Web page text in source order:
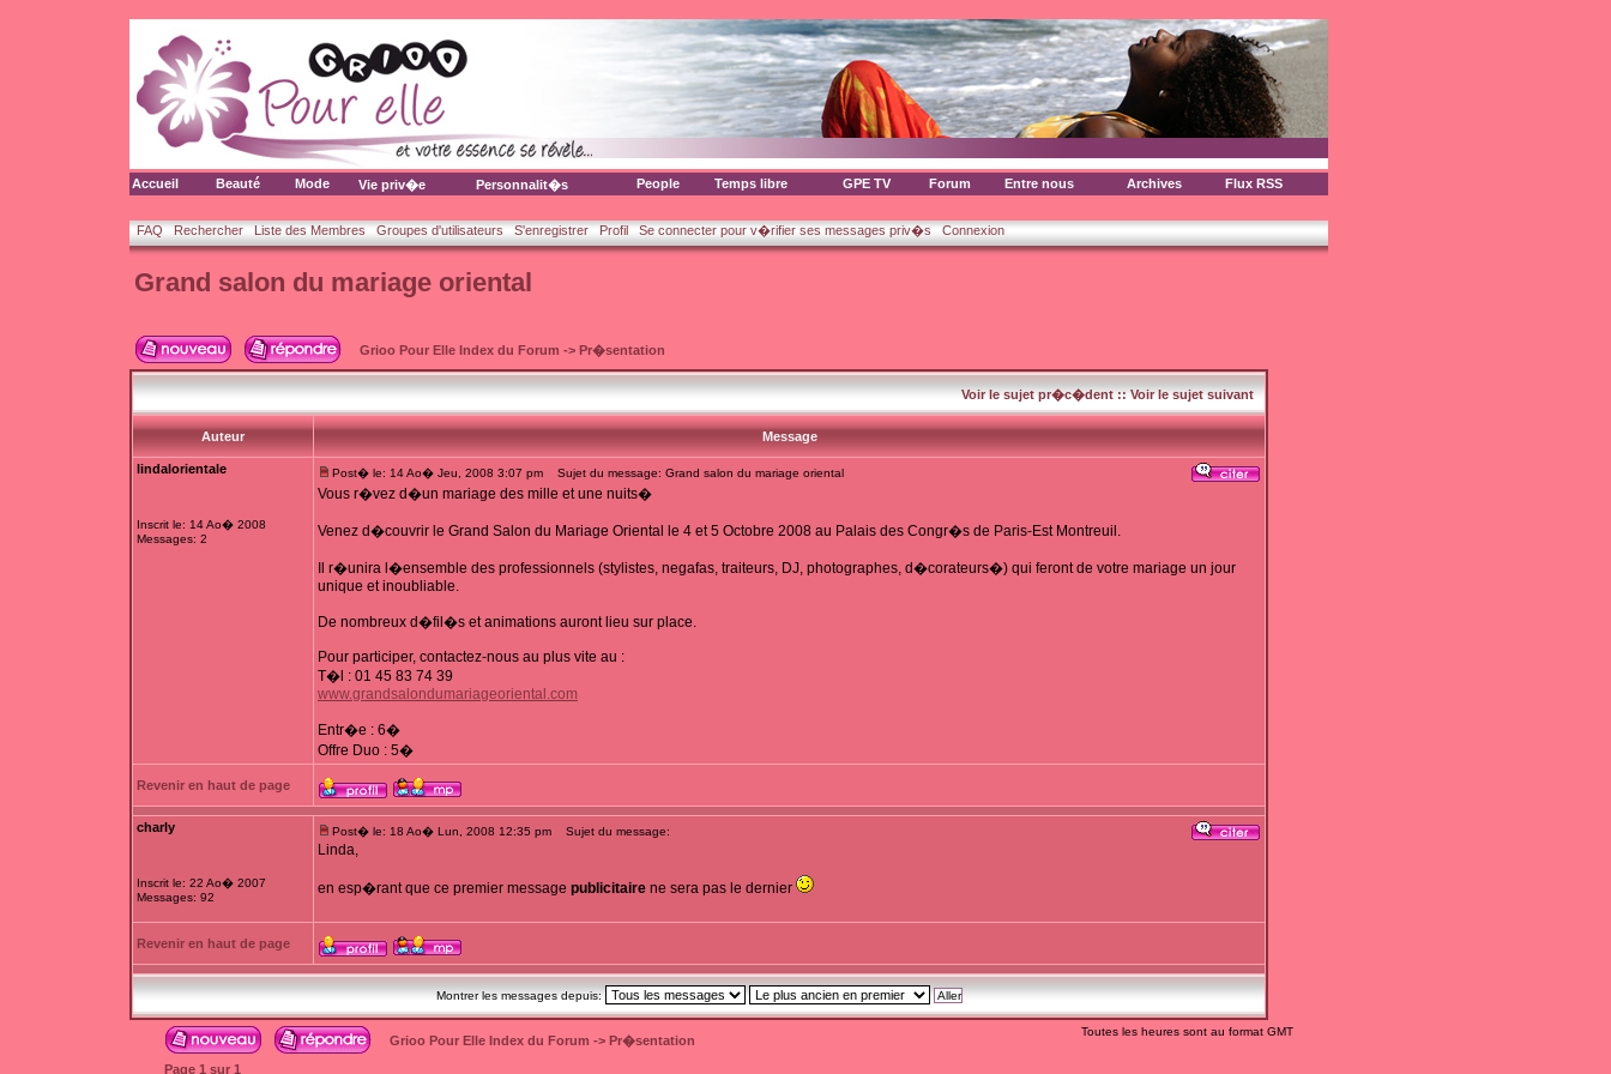
Accueil Beauté Mode Vie priv�e Personnalit�s People Temps libre GPE TV Forum Entre nous Archives Flux RSS
FAQ Rechercher Liste des Membres Groupes d'utilisateurs S'enregistrer Profil Se connecter pour v�rifier ses messages priv�s Connexion
Grand salon du mariage oriental
Grioo Pour Elle Index du Forum -> Pr�sentation
Voir le sujet pr�c�dent::Voir le sujet suivant
Auteur Message
lindalorientale
Inscrit le: 14 Ao� 2008
Messages: 2
Post� le: 14 Ao� Jeu, 2008 3:07 pm Sujet du message: Grand salon du mariage oriental
Vous r�vez d�un mariage des mille et une nuits�
Venez d�couvrir le Grand Salon du Mariage Oriental le 4 et 5 Octobre 2008 au Palais des Congr�s de Paris-Est Montreuil.
Il r�unira l�ensemble des professionnels (stylistes, negafas, traiteurs, DJ, photographes, d�corateurs�) qui feront de votre mariage un jour
unique et inoubliable.
De nombreux d�fil�s et animations auront lieu sur place.
Pour participer, contactez-nous au plus vite au :
T�l : 01 45 83 74 39
www.grandsalondumariageoriental.com
Entr�e : 6�
Offre Duo : 5�
Revenir en haut de page
charly
Inscrit le: 22 Ao� 2007
Messages: 92
Post� le: 18 Ao� Lun, 2008 12:35 pm Sujet du message:
Linda,
en esp�rant que ce premier message publicitaire ne sera pas le dernier
Revenir en haut de page
Montrer les messages depuis:
Grioo Pour Elle Index du Forum -> Pr�sentation
Toutes les heures sont au format GMT
Page 1 sur 1